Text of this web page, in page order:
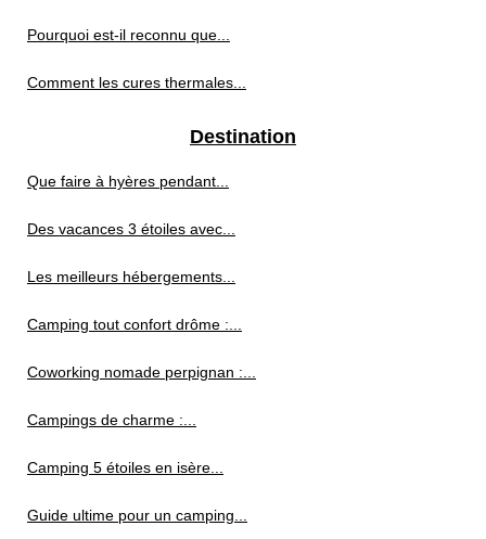
Pourquoi est-il reconnu que...
Comment les cures thermales...
Destination
Que faire à hyères pendant...
Des vacances 3 étoiles avec...
Les meilleurs hébergements...
Camping tout confort drôme :...
Coworking nomade perpignan :...
Campings de charme :...
Camping 5 étoiles en isère...
Guide ultime pour un camping...